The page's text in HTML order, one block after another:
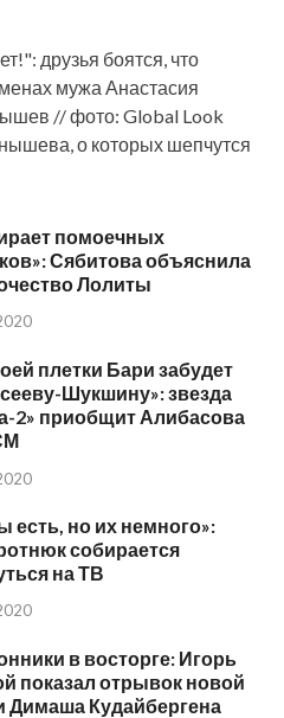
друзья боятся, что
мужа Анастасия
// фото: Global Look
о которых шепчутся
помоечных
Сябитова объяснила
Лолиты
плетки Бари забудет
Шукшину»: звезда
2» приобщит Алибасова
есть, но их немного»:
собирается
на ТВ
в восторге: Игорь
показал отрывок новой
Димаша Кудайбергена